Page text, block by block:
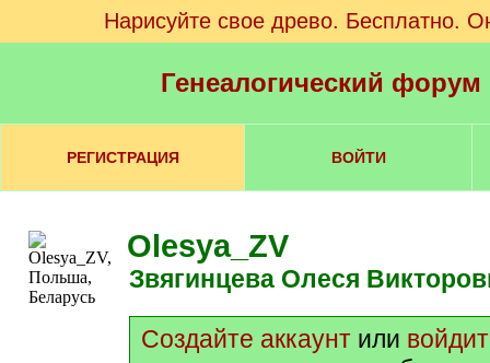
Нарисуйте свое древо. Бесплатно.
Генеалогический
РЕГИСТРАЦИЯ ВОЙТИ
Olesya_ZV
Звягинцева Олеся
Создайте аккаунт или